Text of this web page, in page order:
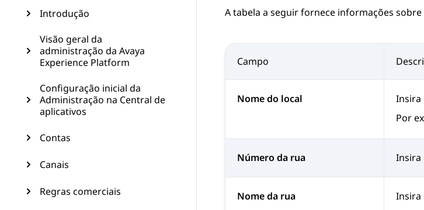
Introdução
Visão geral da
administração da Avaya
Experience Platform
Configuração inicial da
Administração na Central de
aplicativos
Contas
Canais
Regras comerciais
A tabela a seguir fornece informações
Campo
Nome do local
Insira
Por
Número da rua Insira
Nome da rua Insira